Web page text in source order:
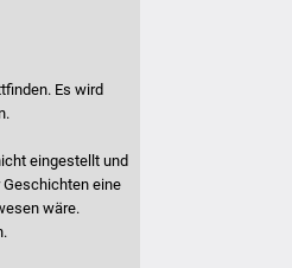
Es wird
eingestellt und
eine
wäre.